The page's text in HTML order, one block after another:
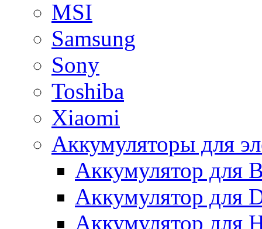
MSI
Samsung
Sony
Toshiba
Xiaomi
Аккумуляторы для
Аккумулятор для
Аккумулятор для
Аккумулятор для